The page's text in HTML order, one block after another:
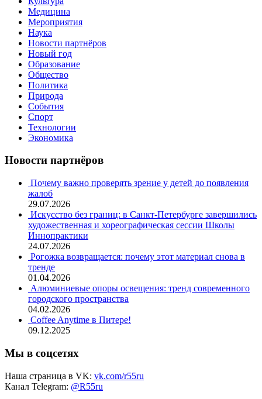
Медицина
Мероприятия
Наука
Новости партнёров
Новый год
Образование
Общество
Политика
Природа
События
Спорт
Технологии
Экономика
Новости партнёров
Почему важно проверять зрение у детей до появления
жалоб
29.07.2026
Искусство без границ: в Санкт-Петербурге завершились
художественная и хореографическая сессии Школы
Иннопрактики
24.07.2026
Рогожка возвращается: почему этот материал снова в
тренде
01.04.2026
Алюминиевые опоры освещения: тренд современного
городского пространства
04.02.2026
Coffee Anytime в Питере!
09.12.2025
Мы в соцсетях
Наша страница в VK: vk.com/r55ru
Канал Telegram: @R55ru